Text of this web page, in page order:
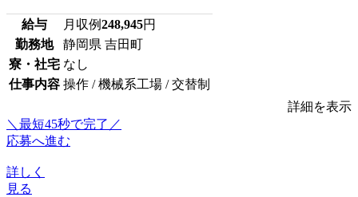
給与 月収例248,945円
勤務地
静岡県 吉田町
寮・社宅 なし
仕事内容 操作 / 機械系工場 / 交替制
詳細を表示
＼最短45秒で完了／
応募へ進む
詳しく
見る